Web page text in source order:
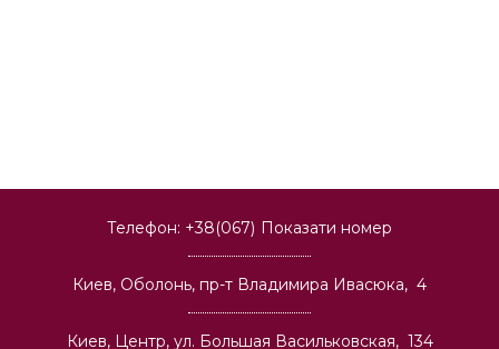
Телефон: +38(067) Показати номер
Киев, Оболонь, пр-т Владимира Ивасюка, 4
Киев, Центр, ул. Большая Васильковская, 134